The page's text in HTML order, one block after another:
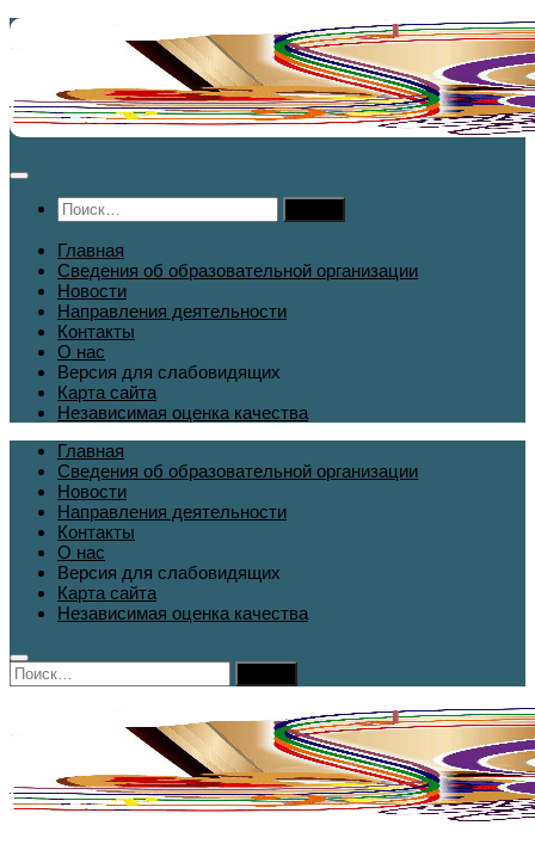
Перейти
Найти:
Главная
Сведения об образовательной организации
Новости
Направления деятельности
Контакты
О нас
Версия для слабовидящих
Карта сайта
Независимая оценка качества
Главная
Сведения об образовательной организации
Новости
Направления деятельности
Контакты
О нас
Версия для слабовидящих
Карта сайта
Независимая оценка качества
Найти: